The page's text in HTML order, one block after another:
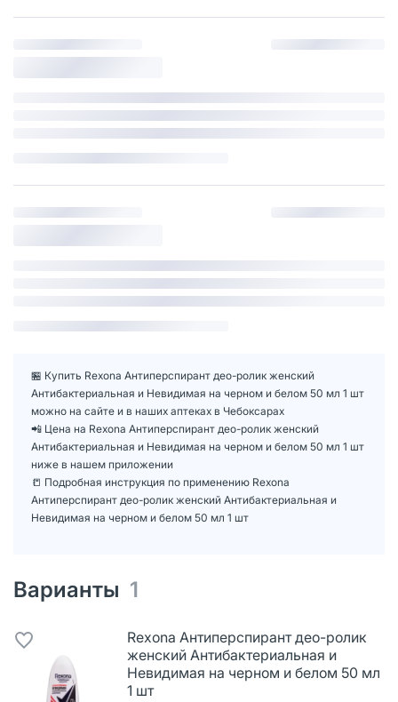
🏪 Купить Rexona Антиперспирант део-ролик женский
Антибактериальная и Невидимая на черном и белом 50 мл 1 шт
можно на сайте и в наших аптеках в Чебоксарах
📲 Цена на Rexona Антиперспирант део-ролик женский
Антибактериальная и Невидимая на черном и белом 50 мл 1 шт
ниже в нашем приложении
📒 Подробная инструкция по применению Rexona
Антиперспирант део-ролик женский Антибактериальная и
Невидимая на черном и белом 50 мл 1 шт
Варианты 1
Rexona Антиперспирант део-ролик
женский Антибактериальная и
Невидимая на черном и белом 50 мл
1 шт